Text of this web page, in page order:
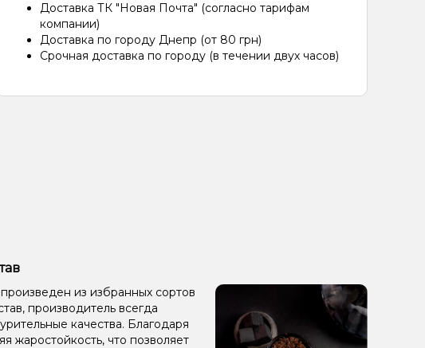
Доставка ТК "Новая Почта" (согласно тарифам
компании)
Доставка по городу Днепр (от 80 грн)
Срочная доставка по городу (в течении двух часов)
из избранных сортов
производитель всегда
качества. Благодаря
жаростойкость, что позволяет